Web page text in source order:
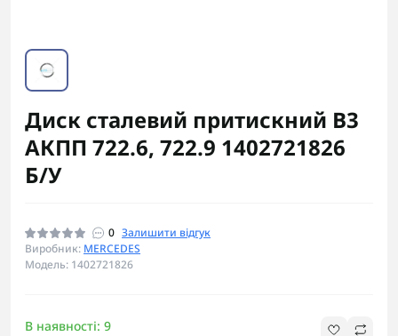
Диск сталевий притискний B3
АКПП 722.6, 722.9 1402721826
Б/У
0 Залишити відгук
Виробник: MERCEDES
Модель: 1402721826
В наявності: 9